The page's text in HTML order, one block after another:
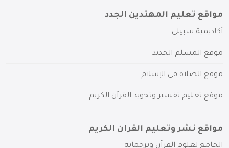
مواقع تعليم المهتدين الجدد
أكاديمية سبيلي
موقع المسلم الجديد
موقع الصلاة في الإسلام
موقع تعليم تفسير وتجويد القرآن الكريم
مواقع نشر وتعليم القرآن الكريم
الجامع لعلوم القرآن وترجماته